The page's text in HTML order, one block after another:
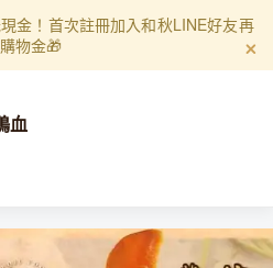
血
金！首次註冊加入和秋LINE好友再
物金🎁